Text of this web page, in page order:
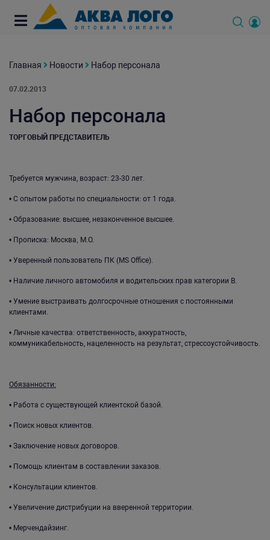
Главная Новости Набор персонала
07.02.2013
Набор персонала
ТОРГОВЫЙ ПРЕДСТАВИТЕЛЬ
Требуется мужчина, возраст: 23-30 лет.
• С опытом работы по специальности: от 1 года.
• Образование: высшее, незаконченное высшее.
• Прописка: Москва‚ М.О.
• Уверенный пользователь ПК (MS Office).
• Наличие личного автомобиля и водительских прав категории В.
• Умение выстраивать долгосрочные отношения с постоянными
клиентами.
• Личные качества: ответственность, аккуратность,
коммуникабельность, нацеленность на результат, стрессоустойчивость.
Обязанности:
• Работа с существующей клиентской базой.
• Поиск новых клиентов.
• Заключение новых договоров.
• Помощь клиентам в составлении заказов.
• Консультации клиентов.
• Увеличение дистрибуции на вверенной территории.
• Мерчендайзинг.